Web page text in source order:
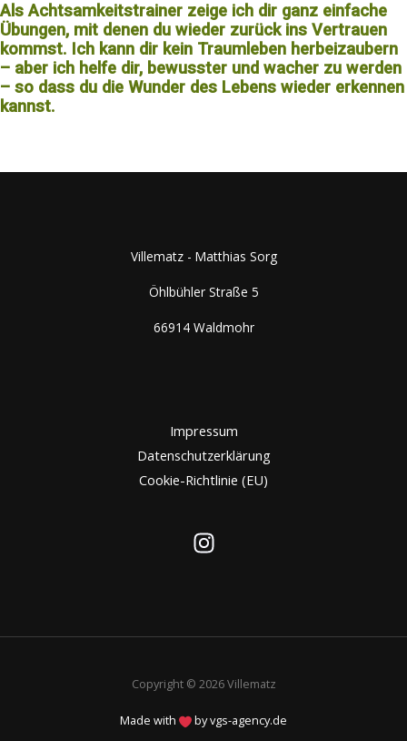
Als Achtsamkeitstrainer zeige ich dir ganz einfache
Übungen, mit denen du wieder zurück ins Vertrauen
kommst. Ich kann dir kein Traumleben herbeizaubern
– aber ich helfe dir, bewusster und wacher zu werden
– so dass du die Wunder des Lebens wieder erkennen
kannst.
Villematz - Matthias Sorg
Öhlbühler Straße 5
66914 Waldmohr
Impressum
Datenschutzerklärung
Cookie-Richtlinie (EU)
Copyright © 2026 Villematz
Made with byvgs-agency.de